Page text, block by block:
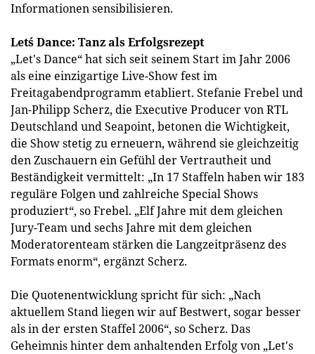
Informationen sensibilisieren.
Let´s Dance: Tanz als Erfolgsrezept
„Let's Dance“ hat sich seit seinem Start im Jahr 2006
als eine einzigartige Live-Show fest im
Freitagabendprogramm etabliert. Stefanie Frebel und
Jan-Philipp Scherz, die Executive Producer von RTL
Deutschland und Seapoint, betonen die Wichtigkeit,
die Show stetig zu erneuern, während sie gleichzeitig
den Zuschauern ein Gefühl der Vertrautheit und
Beständigkeit vermittelt: „In 17 Staffeln haben wir 183
reguläre Folgen und zahlreiche Special Shows
produziert“, so Frebel. „Elf Jahre mit dem gleichen
Jury-Team und sechs Jahre mit dem gleichen
Moderatorenteam stärken die Langzeitpräsenz des
Formats enorm“, ergänzt Scherz.
Die Quotenentwicklung spricht für sich: „Nach
aktuellem Stand liegen wir auf Bestwert, sogar besser
als in der ersten Staffel 2006“, so Scherz. Das
Geheimnis hinter dem anhaltenden Erfolg von „Let's